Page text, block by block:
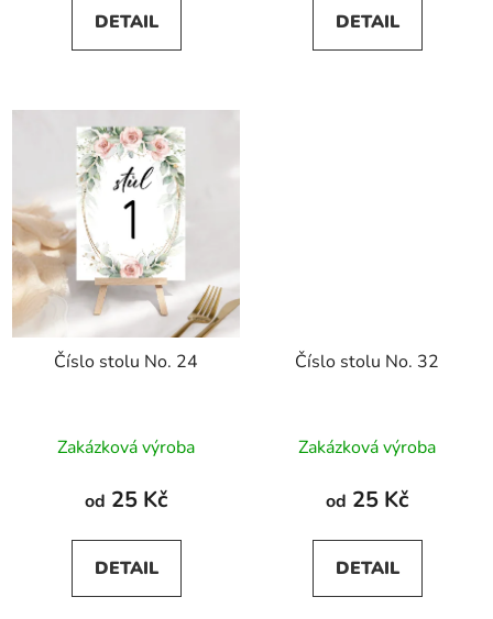
DETAIL DETAIL
Číslo stolu No. 24
Zakázková výroba
od 25 Kč
DETAIL
Číslo stolu No. 32
Zakázková výroba
od 25 Kč
DETAIL